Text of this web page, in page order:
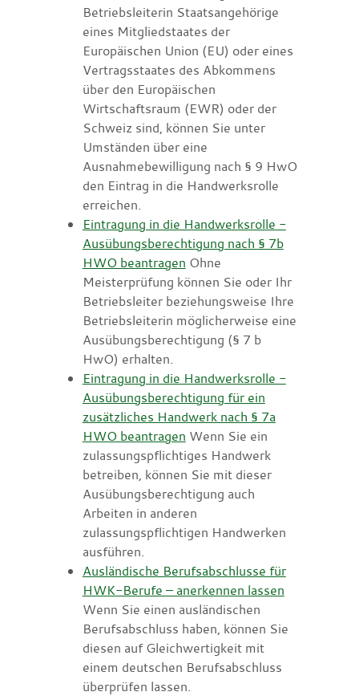
Betriebsleiterin Staatsangehörige
eines Mitgliedstaates der
Europäischen Union (EU) oder eines
Vertragsstaates des Abkommens
über den Europäischen
Wirtschaftsraum (EWR) oder der
Schweiz sind, können Sie unter
Umständen über eine
Ausnahmebewilligung nach § 9 HwO
den Eintrag in die Handwerksrolle
erreichen.
Eintragung in die Handwerksrolle -
Ausübungsberechtigung nach § 7b
HWO beantragen Ohne
Meisterprüfung können Sie oder Ihr
Betriebsleiter beziehungsweise Ihre
Betriebsleiterin möglicherweise eine
Ausübungsberechtigung (§ 7 b
HwO) erhalten.
Eintragung in die Handwerksrolle -
Ausübungsberechtigung für ein
zusätzliches Handwerk nach § 7a
HWO beantragen Wenn Sie ein
zulassungspflichtiges Handwerk
betreiben, können Sie mit dieser
Ausübungsberechtigung auch
Arbeiten in anderen
zulassungspflichtigen Handwerken
ausführen.
Ausländische Berufsabschlusse für
HWK-Berufe – anerkennen lassen
Wenn Sie einen ausländischen
Berufsabschluss haben, können Sie
diesen auf Gleichwertigkeit mit
einem deutschen Berufsabschluss
überprüfen lassen.